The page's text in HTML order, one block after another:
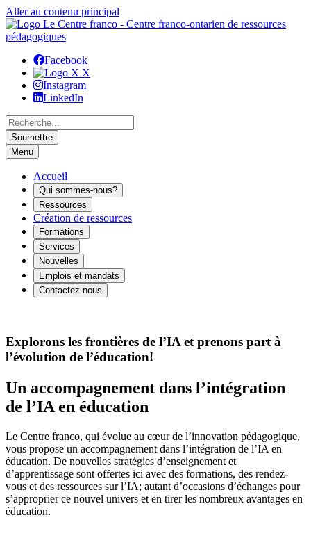
Aller au contenu principal
Facebook
X
Instagram
LinkedIn
Menu
Accueil
Qui sommes-nous?
Ressources
Création de ressources
Formations
Services
Nouvelles
Emplois et mandats
Contactez-nous
Explorons les frontières de l’IA et prenons part à
l’évolution de l’éducation!
Un accompagnement dans l’intégration
de l’IA en éducation
Le Centre franco, qui évolue au cœur de l’innovation pédagogique,
vous propose un accompagnement dans l’intégration de l’IA en
éducation. De nouvelles stratégies d’enseignement et
d’apprentissage sont offertes ici avec des formations, des rendez-
vous et des ressources sur l’IA; autant d’occasions d’échanges pour
s’approprier ce nouvel univers et en tirer les nombreux avantages en
éducation.